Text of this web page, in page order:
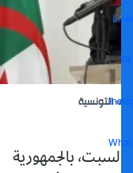
التونسية
السبت، بالجمهورية